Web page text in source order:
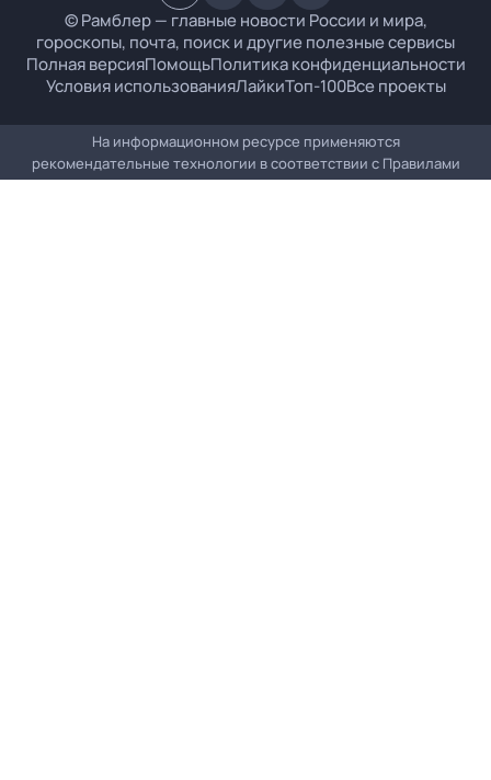
© Рамблер — главные новости России и мира,
гороскопы, почта, поиск и другие полезные сервисы
Полная версияПомощьПолитика конфиденциальности
Условия использованияЛайкиТоп-100Все проекты
На информационном ресурсе применяются
рекомендательные технологии в соответствии с Правилами